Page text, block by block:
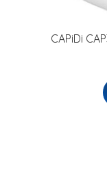
CAPiDi